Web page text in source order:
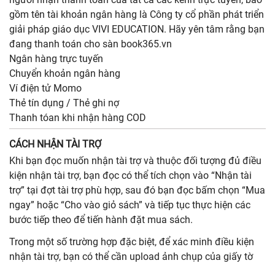
gồm tên tài khoản ngân hàng là Công ty cổ phần phát triển
giải pháp giáo dục VIVI EDUCATION. Hãy yên tâm rằng bạn
đang thanh toán cho sàn book365.vn
Ngân hàng trực tuyến
Chuyển khoản ngân hàng
Ví điện tử Momo
Thẻ tín dụng / Thẻ ghi nợ
Thanh tóan khi nhận hàng COD
CÁCH NHẬN TÀI TRỢ
Khi bạn đọc muốn nhận tài trợ và thuộc đối tượng đủ điều
kiện nhận tài trợ, bạn đọc có thể tích chọn vào “Nhận tài
trợ” tại đợt tài trợ phù hợp, sau đó bạn đọc bấm chọn “Mua
ngay” hoặc “Cho vào giỏ sách” và tiếp tục thực hiện các
bước tiếp theo để tiến hành đặt mua sách.
Trong một số trường hợp đặc biệt, để xác minh điều kiện
nhận tài trợ, bạn có thể cần upload ảnh chụp của giấy tờ